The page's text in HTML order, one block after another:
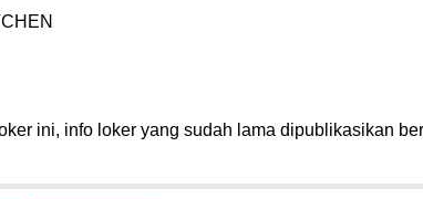
ini, info loker yang sudah lama dipublikasikan